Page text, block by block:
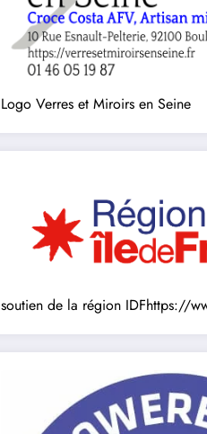
Logo Verres et Miroirs en Seine
soutien de la région IDFhttps://